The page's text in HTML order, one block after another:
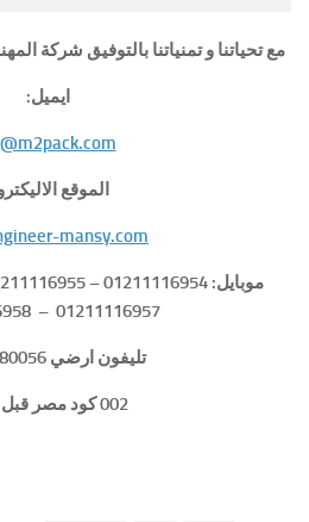
مع تحياتنا و تمنياتنا بالتوفيق شركة
ايميل:
الموقع
mansy.com
01211116957 – 01211116958
تليفون ارضي 0225880056
002 كود مصر قبل الرقم